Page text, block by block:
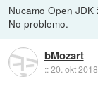
Nucamo Open JDK
No problemo.
bMozart
::20. okt